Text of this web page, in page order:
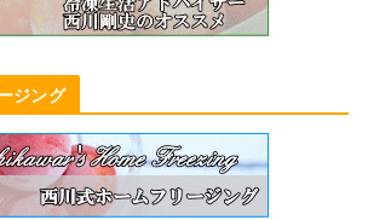
ジング